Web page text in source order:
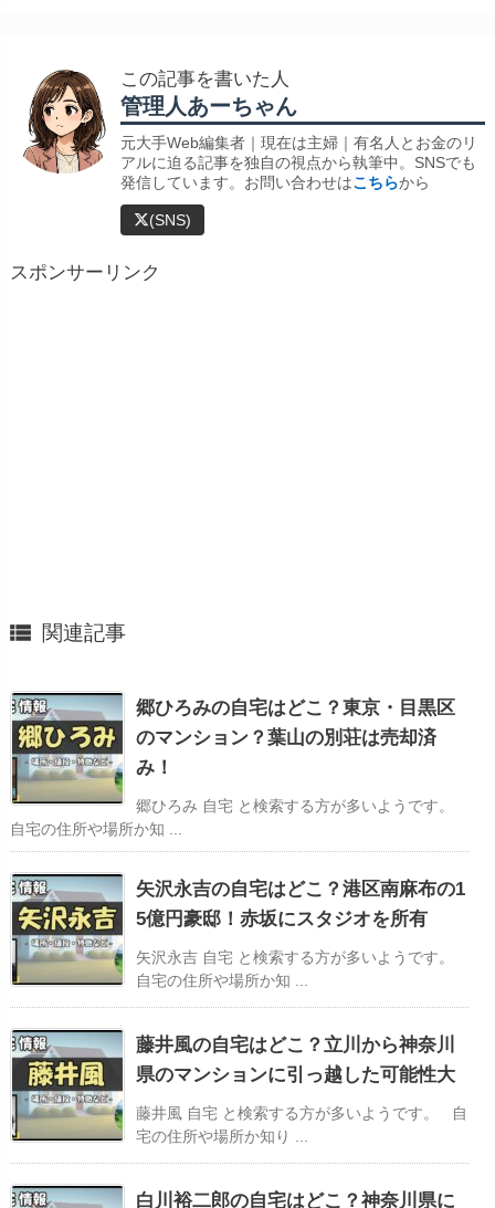
この記事を書いた人
管理人あーちゃん
元大手Web編集者｜現在は主婦｜有名人とお金のリ
アルに迫る記事を独自の視点から執筆中。SNSでも
発信しています。お問い合わせはこちらから
(SNS)
スポンサーリンク
 関連記事
郷ひろみの自宅はどこ？東京・目黒区
のマンション？葉山の別荘は売却済
み！
郷ひろみ 自宅 と検索する方が多いようです。
自宅の住所や場所か知 ...
矢沢永吉の自宅はどこ？港区南麻布の1
5億円豪邸！赤坂にスタジオを所有
矢沢永吉 自宅 と検索する方が多いようです。
自宅の住所や場所か知 ...
藤井風の自宅はどこ？立川から神奈川
県のマンションに引っ越した可能性大
藤井風 自宅 と検索する方が多いようです。 自
宅の住所や場所か知り ...
白川裕二郎の自宅はどこ？神奈川県に